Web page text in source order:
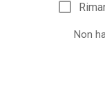
Non